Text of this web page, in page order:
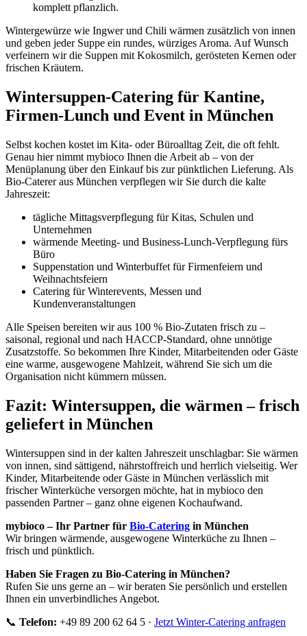
komplett pflanzlich.
Wintergewürze wie Ingwer und Chili wärmen zusätzlich von innen
und geben jeder Suppe ein rundes, würziges Aroma. Auf Wunsch
verfeinern wir die Suppen mit Kokosmilch, gerösteten Kernen oder
frischen Kräutern.
Wintersuppen-Catering für Kantine,
Firmen-Lunch und Event in München
Selbst kochen kostet im Kita- oder Büroalltag Zeit, die oft fehlt.
Genau hier nimmt mybioco Ihnen die Arbeit ab – von der
Menüplanung über den Einkauf bis zur pünktlichen Lieferung. Als
Bio-Caterer aus München verpflegen wir Sie durch die kalte
Jahreszeit:
tägliche Mittagsverpflegung für Kitas, Schulen und
Unternehmen
wärmende Meeting- und Business-Lunch-Verpflegung fürs
Büro
Suppenstation und Winterbuffet für Firmenfeiern und
Weihnachtsfeiern
Catering für Winterevents, Messen und
Kundenveranstaltungen
Alle Speisen bereiten wir aus 100 % Bio-Zutaten frisch zu –
saisonal, regional und nach HACCP-Standard, ohne unnötige
Zusatzstoffe. So bekommen Ihre Kinder, Mitarbeitenden oder Gäste
eine warme, ausgewogene Mahlzeit, während Sie sich um die
Organisation nicht kümmern müssen.
Fazit: Wintersuppen, die wärmen – frisch
geliefert in München
Wintersuppen sind in der kalten Jahreszeit unschlagbar: Sie wärmen
von innen, sind sättigend, nährstoffreich und herrlich vielseitig. Wer
Kinder, Mitarbeitende oder Gäste in München verlässlich mit
frischer Winterküche versorgen möchte, hat in mybioco den
passenden Partner – ganz ohne eigenen Kochaufwand.
mybioco – Ihr Partner für Bio-Catering in München
Wir bringen wärmende, ausgewogene Winterküche zu Ihnen –
frisch und pünktlich.
Haben Sie Fragen zu Bio-Catering in München?
Rufen Sie uns gerne an – wir beraten Sie persönlich und erstellen
Ihnen ein unverbindliches Angebot.
📞 Telefon: +49 89 200 62 64 5 · Jetzt Winter-Catering anfragen